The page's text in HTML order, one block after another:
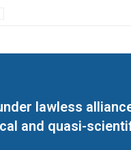
lawless
and quasi-